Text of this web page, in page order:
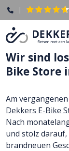
|
Wir sind
Bike Store
Am
Dekkers E-Bike
Nach
und stolz
brandneuen